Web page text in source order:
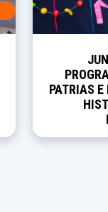
PATRIAS